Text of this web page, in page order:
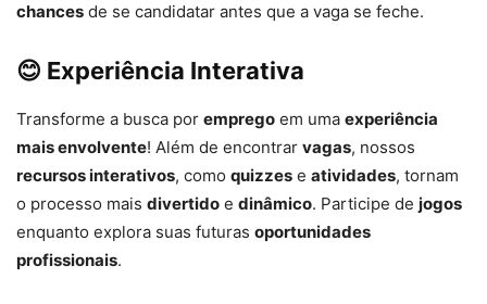
chances de se candidatar antes que a vaga se feche.
😊 Experiência Interativa
Transforme a busca por emprego em uma experiência
mais envolvente! Além de encontrar vagas, nossos
recursos interativos, como quizzes e atividades, tornam
o processo mais divertido e dinâmico. Participe de jogos
enquanto explora suas futuras oportunidades
profissionais.